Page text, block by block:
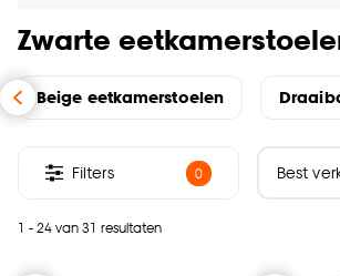
Zwarte
Beige eetkamerstoelen
1 - 24 van 31 resultaten
Filters 0